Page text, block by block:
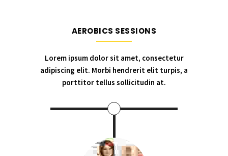
AEROBICS SESSIONS
Lorem ipsum dolor sit amet, consectetur
adipiscing elit. Morbi hendrerit elit turpis, a
porttitor tellus sollicitudin at.